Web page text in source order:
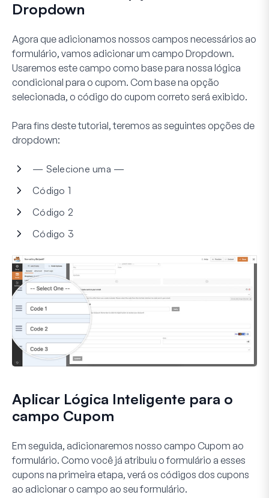
Dropdown
Agora que adicionamos nossos campos necessários ao
formulário, vamos adicionar um campo Dropdown.
Usaremos este campo como base para nossa lógica
condicional para o cupom. Com base na opção
selecionada, o código do cupom correto será exibido.
Para fins deste tutorial, teremos as seguintes opções de
dropdown:
— Selecione uma —
Código 1
Código 2
Código 3
Aplicar Lógica Inteligente para o
campo Cupom
Em seguida, adicionaremos nosso campo Cupom ao
formulário. Como você já atribuiu o formulário a esses
cupons na primeira etapa, verá os códigos dos cupons
ao adicionar o campo ao seu formulário.